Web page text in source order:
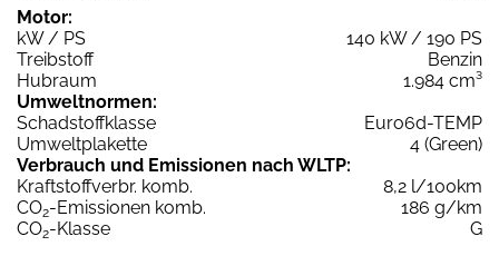
Motor:
kW / PS
140 kW / 190 PS
Treibstoff
Benzin
Hubraum
1.984 cm³
Umweltnormen:
Schadstoffklasse
Euro6d-TEMP
Umweltplakette
4 (Green)
Verbrauch und Emissionen nach WLTP:
Kraftstoffverbr. komb.
8,2 l/100km
CO2-Emissionen komb.
186 g/km
CO2-Klasse
G